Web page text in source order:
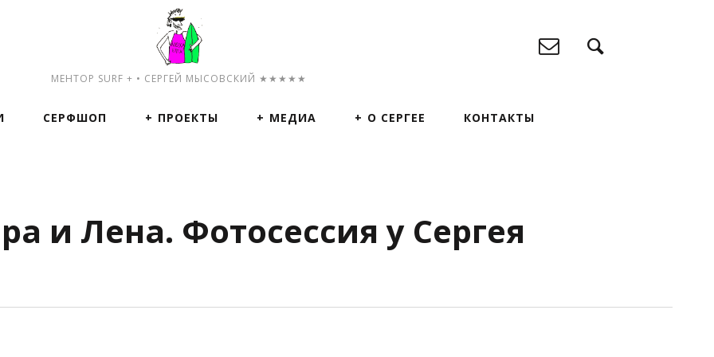
МЕНТОР SURF + • СЕРГЕЙ МЫСОВСКИЙ ★★★★★
СЕРФШОП ПРОЕКТЫ МЕДИА О СЕРГЕЕ КОНТАКТЫ
и Лена. Фотосессия у Сергея